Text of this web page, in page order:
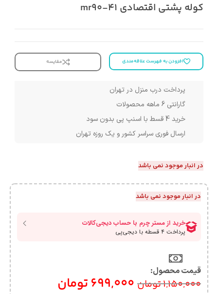
کوله پشتی اقتصادی mr90-41
افزودن به فهرست علاقه‌مندی مقایسه
پرداخت درب منزل در تهران
گارانتی 6 ماهه محصولات
خرید 4 قسط با اسنپ پی بدون سود
ارسال فوری سراسر کشور و یک روزه تهران
در انبار موجود نمی باشد
در انبار موجود نمی باشد
قیمت محصول:​
1,150,000تومان 699,000 تومان